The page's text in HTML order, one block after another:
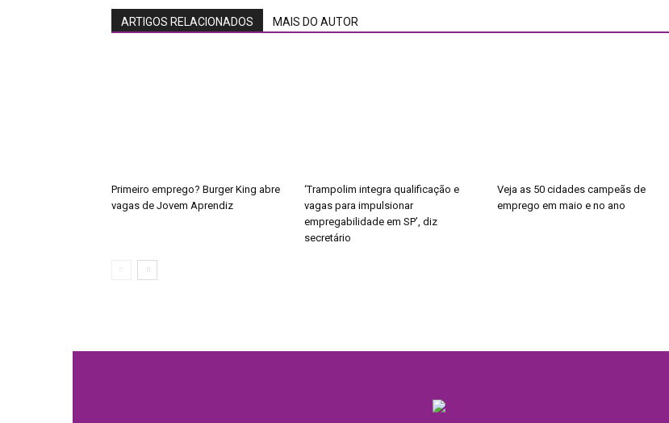
ARTIGOS RELACIONADOS MAIS DO AUTOR
Primeiro emprego? Burger King abre
vagas de Jovem Aprendiz
‘Trampolim integra qualificação e
vagas para impulsionar
empregabilidade em SP’, diz
secretário
Veja as 50 cidades campeãs de
emprego em maio e no ano